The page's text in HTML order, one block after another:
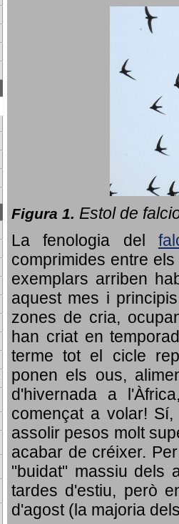
Figura 1. Estol de
La fenologia del
comprimides entre
exemplars arriben
aquest mes i
zones de cria,
han criat en
terme tot el cicle
ponen els ous,
d'hivernada a
començat a volar!
assolir pesos molt
acabar de créixer.
"buidat" massiu dels
tardes d'estiu, però
d'agost (la majoria